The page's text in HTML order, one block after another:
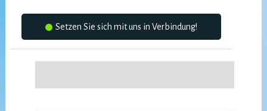
Setzen Sie sich mit uns in Verbindung!